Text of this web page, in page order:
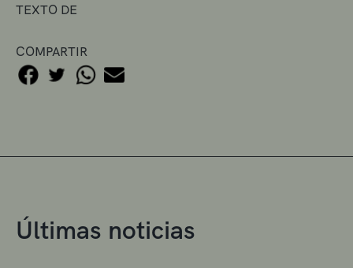
TEXTO DE
COMPARTIR
Últimas noticias